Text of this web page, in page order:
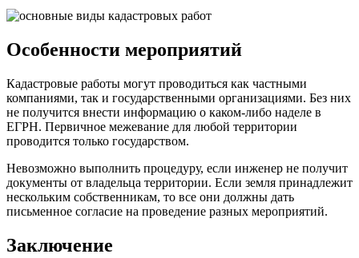
Особенности мероприятий
Кадастровые работы могут проводиться как частными
компаниями, так и государственными организациями. Без них
не получится внести информацию о каком-либо наделе в
ЕГРН. Первичное межевание для любой территории
проводится только государством.
Невозможно выполнить процедуру, если инженер не получит
документы от владельца территории. Если земля принадлежит
нескольким собственникам, то все они должны дать
письменное согласие на проведение разных мероприятий.
Заключение